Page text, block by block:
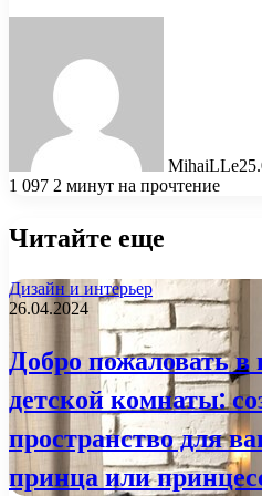
MihaiLLe
1 097 2 минут на прочтение
Читайте еще
Дизайн и интерьер
26.04.2024
Добро пожаловать
детской комнаты:
пространство для
принца или